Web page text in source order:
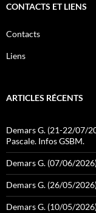
CONTACTS ET LIENS
Contacts
Liens
ARTICLES RÉCENTS
Demars G. (21-22/07/
Pascale. Infos GSBM.
Demars G. (07/06/
Demars G. (26/05/
Demars G. (10/05/